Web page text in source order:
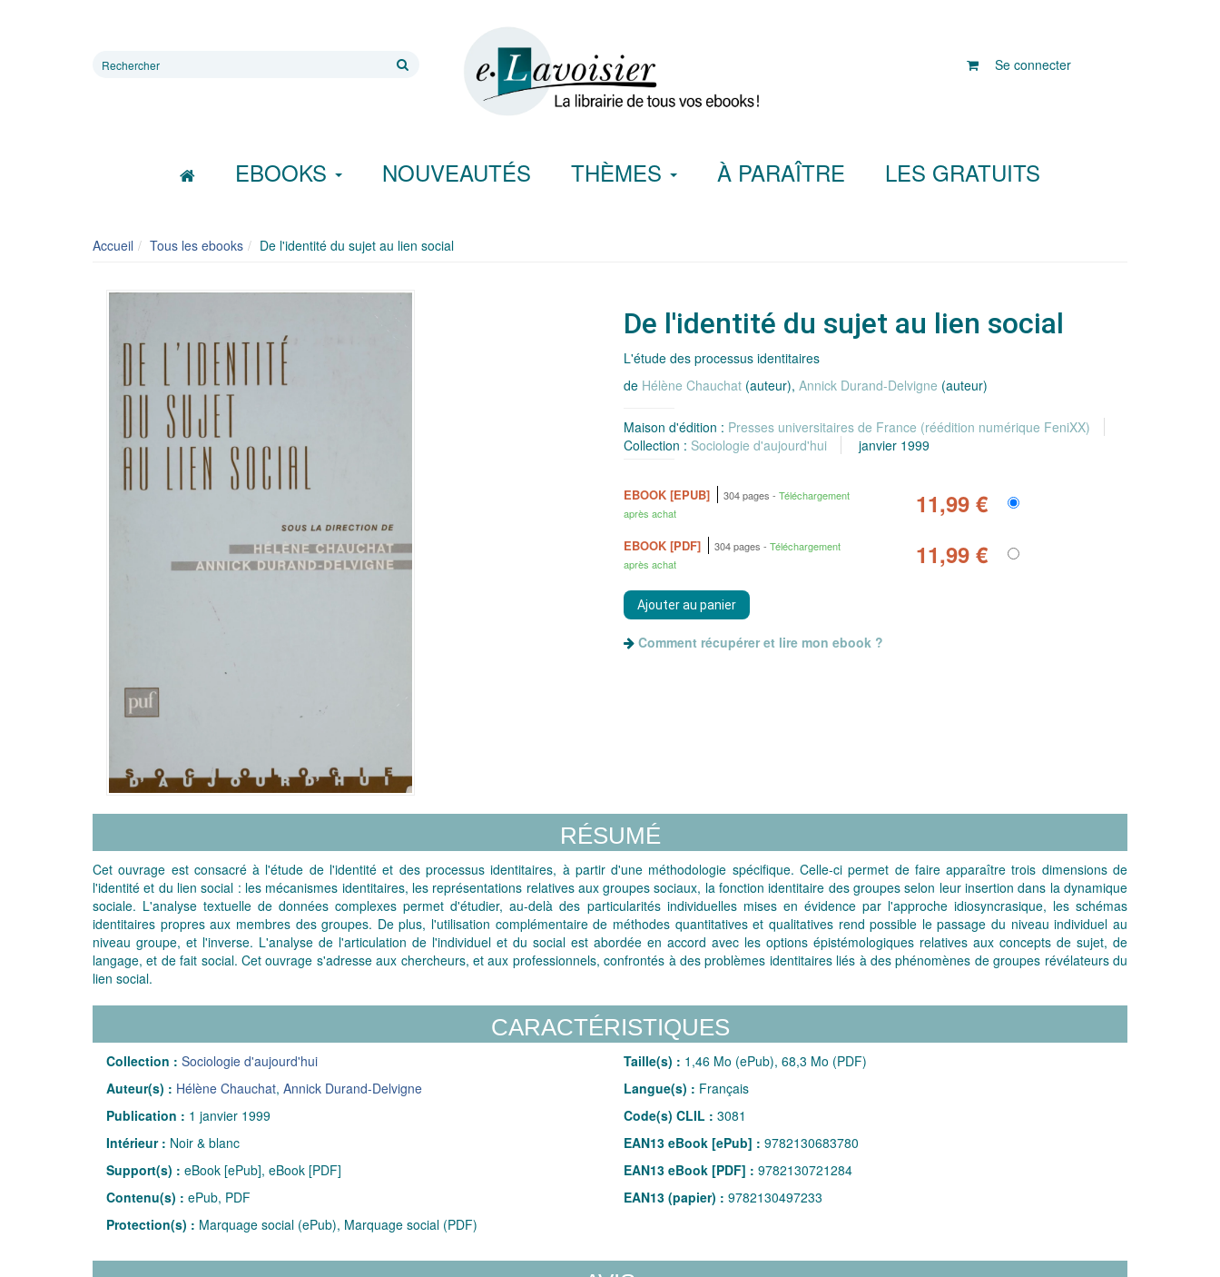
Rechercher
Se connecter
EBOOKS NOUVEAUTÉS THÈMES À PARAÎTRE LES GRATUITS
Accueil Tous les ebooks De l'identité du sujet au lien social
De l'identité du sujet au lien social
L'étude des processus identitaires
de Hélène Chauchat (auteur), Annick Durand-Delvigne (auteur)
Maison d'édition : Presses universitaires de France (réédition numérique FeniXX)
Collection : Sociologie d'aujourd'hui janvier 1999
EBOOK [EPUB] 304 pages
Téléchargement
après achat
11,99 €
EBOOK [PDF] 304 pages
Téléchargement
après achat
11,99 €
Comment récupérer et lire mon ebook ?
RÉSUMÉ
Cet ouvrage est consacré à l'étude de l'identité et des processus identitaires, à partir d'une méthodologie spécifique. Celle-ci permet de faire apparaître trois dimensions de
l'identité et du lien social : les mécanismes identitaires, les représentations relatives aux groupes sociaux, la fonction identitaire des groupes selon leur insertion dans la dynamique
sociale. L'analyse textuelle de données complexes permet d'étudier, au-delà des particularités individuelles mises en évidence par l'approche idiosyncrasique, les schémas
identitaires propres aux membres des groupes. De plus, l'utilisation complémentaire de méthodes quantitatives et qualitatives rend possible le passage du niveau individuel au
niveau groupe, et l'inverse. L'analyse de l'articulation de l'individuel et du social est abordée en accord avec les options épistémologiques relatives aux concepts de sujet, de
langage, et de fait social. Cet ouvrage s'adresse aux chercheurs, et aux professionnels, confrontés à des problèmes identitaires liés à des phénomènes de groupes révélateurs du
lien social.
CARACTÉRISTIQUES
Collection : Sociologie d'aujourd'hui
Auteur(s) : Hélène Chauchat, Annick Durand-Delvigne
Publication : 1 janvier 1999
Intérieur : Noir & blanc
Support(s) : eBook [ePub], eBook [PDF]
Contenu(s) : ePub, PDF
Protection(s) : Marquage social (ePub), Marquage social (PDF)
Taille(s) : 1,46 Mo (ePub), 68,3 Mo (PDF)
Langue(s) : Français
Code(s) CLIL : 3081
EAN13 eBook [ePub] : 9782130683780
EAN13 eBook [PDF] : 9782130721284
EAN13 (papier) : 9782130497233